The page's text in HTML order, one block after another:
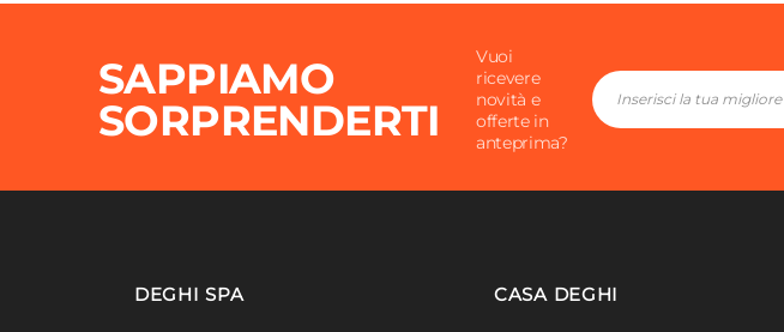
SAPPIAMO
SORPRENDERTI
Vuoi
ricevere
novità e
offerte in
anteprima?
DEGHI SPA CASA DEGHI